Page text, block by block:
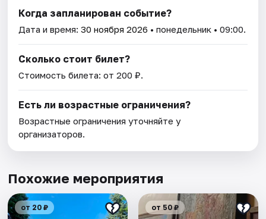
Когда запланирован событие?
Дата и время:30 ноября 2026 • понедельник • 09:00.
Сколько стоит билет?
Стоимость билета: от 200 ₽.
Есть ли возрастные ограничения?
Возрастные ограничения уточняйте у
организаторов.
Похожие мероприятия
от 20 ₽ от 50 ₽